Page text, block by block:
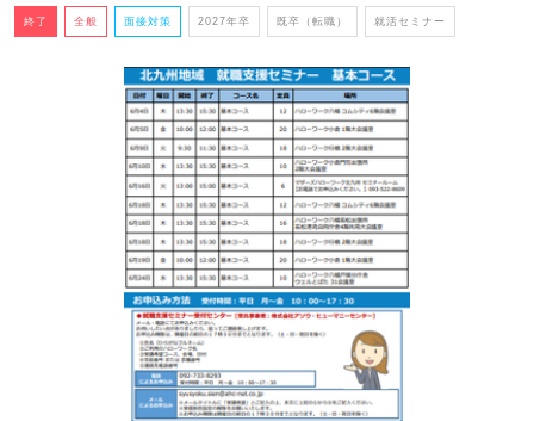
終了 全般 面接対策 2027年卒 既卒（転職） 就活セミナー